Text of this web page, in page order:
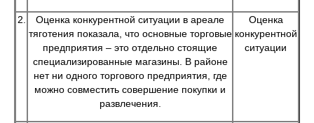
2.
Оценка конкурентной ситуации в ареале
тяготения показала, что основные торговые
предприятия – это отдельно стоящие
специализированные магазины. В районе
нет ни одного торгового предприятия, где
можно совместить совершение покупки и
развлечения.
Оценка
конкурентной
ситуации